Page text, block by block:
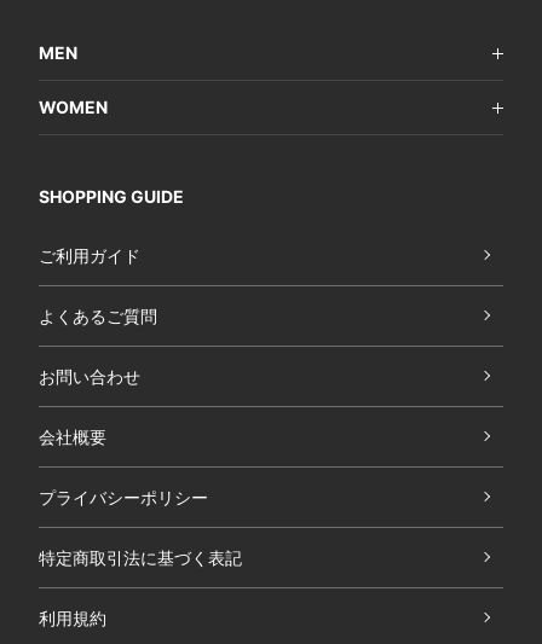
MEN
WOMEN
SHOPPING GUIDE
ご利用ガイド
よくあるご質問
お問い合わせ
会社概要
プライバシーポリシー
特定商取引法に基づく表記
利用規約